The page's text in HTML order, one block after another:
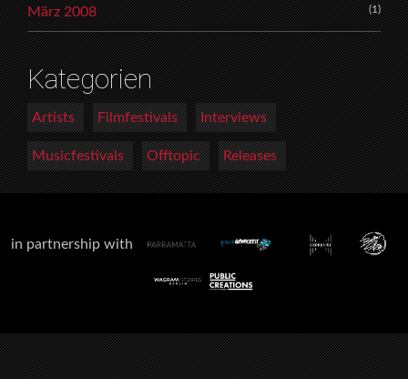
März 2008 (1)
Kategorien
Artists Filmfestivals Interviews
Musicfestivals Offtopic Releases
in partnership with